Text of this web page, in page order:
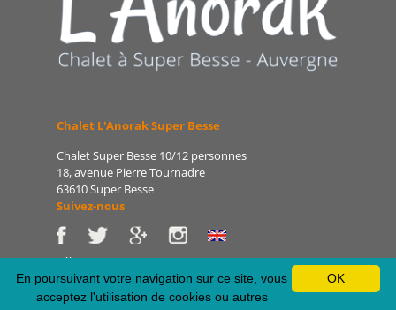
Chalet L'Anorak Super Besse
Chalet Super Besse 10/12 personnes
18, avenue Pierre Tournadre
63610 Super Besse
Suivez-nous
Tél : 06 86 75 47 66
E-mail : patrice@lanorak.com
Site : www.lanorak.com
OK
En poursuivant votre navigation sur ce site, vous
acceptez l'utilisation de cookies ou autres